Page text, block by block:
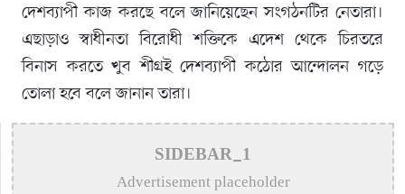
দেশব্যাপী কাজ করছে বলে জানিয়েছেন সংগঠনটির নেতারা।
এছাড়াও স্বাধীনতা বিরোধী শক্তিকে এদেশ থেকে চিরতরে
বিনাস করতে খুব শীগ্রই দেশব্যাপী কঠোর আন্দোলন গড়ে
তোলা হবে বলে জানান তারা।
SIDEBAR_1
Advertisement placeholder